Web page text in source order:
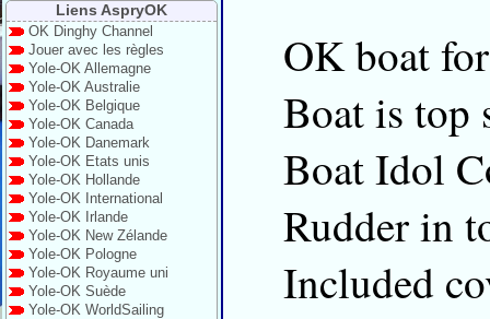
Liens AspryOK
OK Dinghy Channel
Jouer avec les règles
Yole-OK Allemagne
Yole-OK Australie
Yole-OK Belgique
Yole-OK Canada
Yole-OK Danemark
Yole-OK Etats unis
Yole-OK Hollande
Yole-OK International
Yole-OK Irlande
Yole-OK New Zélande
Yole-OK Pologne
Yole-OK Royaume uni
Yole-OK Suède
Yole-OK WorldSailing
OK boat
Boat is top
Boat Idol
Rudder in
Included